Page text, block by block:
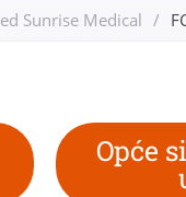
Sunrise Medical /
Opće